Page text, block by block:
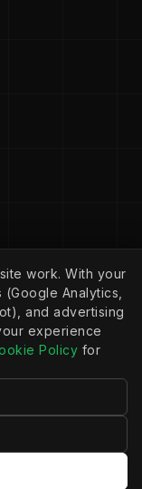
work. With your
Analytics,
and advertising
experience
Policy for